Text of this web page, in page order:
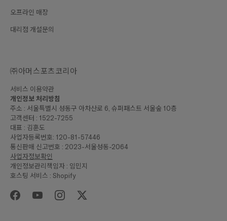
합계
오프라인 매장
대리점 개설문의
㈜아머스포츠코리아
서비스 이용약관
개인정보 처리방침
주소 : 서울특별시 성동구 아차산로 6, 슈퍼패스트 서울숲 10층
고객센터 : 1522-7255
대표 : 김훈도
사업자등록번호: 120-81-57446
통신판매 신고번호 : 2023-서울성동-2064
사업자정보확인
개인정보관리책임자 : 임민지
호스팅 서비스 : Shopify